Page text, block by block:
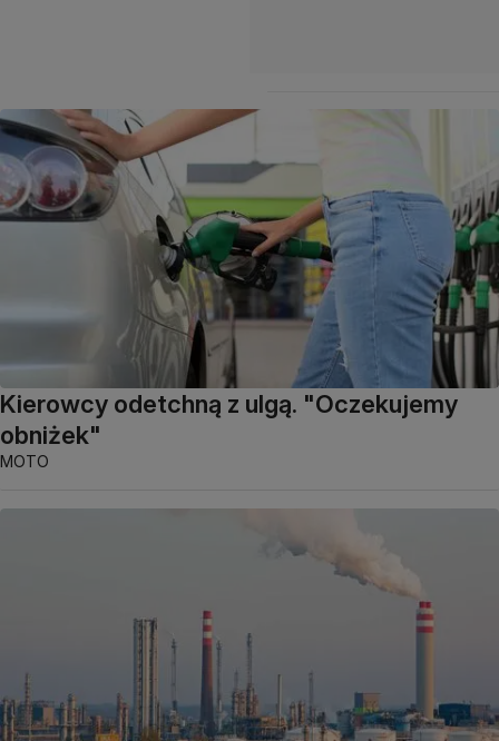
Kierowcy odetchną z ulgą. "Oczekujemy
obniżek"
MOTO